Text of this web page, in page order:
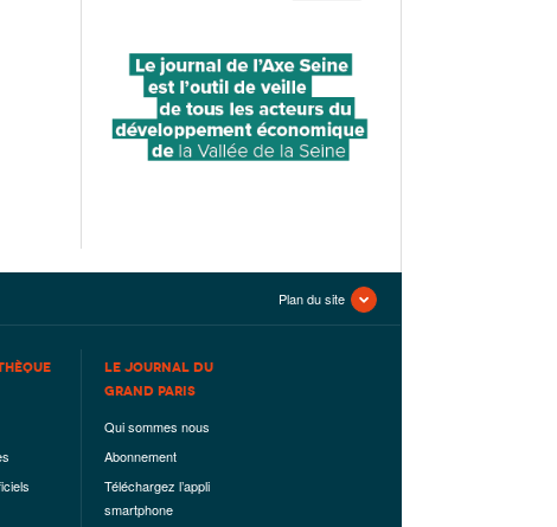
Plan du site
LE JOURNAL DU
GRAND PARIS
Qui sommes nous
Abonnement
Téléchargez l’appli
smartphone